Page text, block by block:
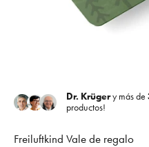
Dr. Krügery más de
productos!
Freiluftkind Vale de regalo